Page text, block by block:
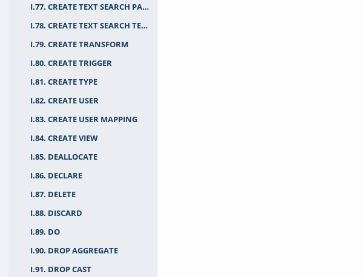
I.77. CREATE TEXT SEARCH PARSER
I.78. CREATE TEXT SEARCH TEMPLATE
I.79. CREATE TRANSFORM
I.80. CREATE TRIGGER
I.81. CREATE TYPE
I.82. CREATE USER
I.83. CREATE USER MAPPING
I.84. CREATE VIEW
I.85. DEALLOCATE
I.86. DECLARE
I.87. DELETE
I.88. DISCARD
I.89. DO
I.90. DROP AGGREGATE
I.91. DROP CAST